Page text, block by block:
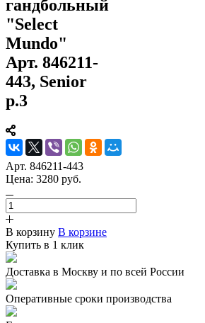
гандбольный
"Select
Mundo"
Арт. 846211-
443, Senior
р.3
Арт. 846211-443
Цена: 3280 руб.
В корзину В корзине
Купить в 1 клик
Доставка в Москву и по всей России
Оперативные сроки производства